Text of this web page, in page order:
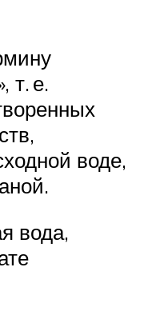
т. е.
воде,
вода,